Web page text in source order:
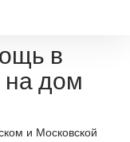
в
дом
и Московской